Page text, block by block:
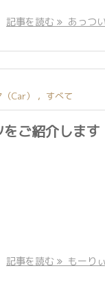
記事を読む あっつ
Car） , すべて
ご紹介します
記事を読む もーり